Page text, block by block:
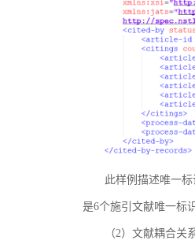
此样例描述唯一标
是6个施引文献唯一标
（2）文献耦合关